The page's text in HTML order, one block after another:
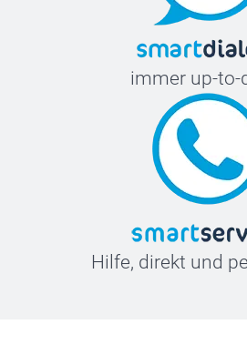
immer up-to-
Hilfe, direkt und